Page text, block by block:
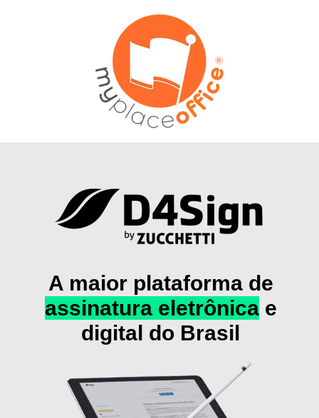
A maior plataforma de
assinatura eletrônica e
digital do Brasil